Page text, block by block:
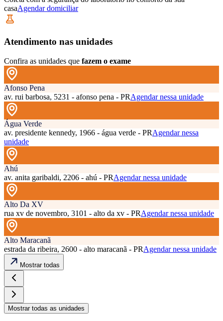
casaAgendar domiciliar
Atendimento nas unidades
Confira as unidades que fazem o exame
Afonso Pena
av. rui barbosa, 5231 - afonso pena - PRAgendar nessa unidade
Água Verde
av. presidente kennedy, 1966 - água verde - PRAgendar nessa
unidade
Ahú
av. anita garibaldi, 2206 - ahú - PRAgendar nessa unidade
Alto Da XV
rua xv de novembro, 3101 - alto da xv - PRAgendar nessa unidade
Alto Maracanã
estrada da ribeira, 2600 - alto maracanã - PRAgendar nessa unidade
Mostrar todas
Mostrar todas as unidades